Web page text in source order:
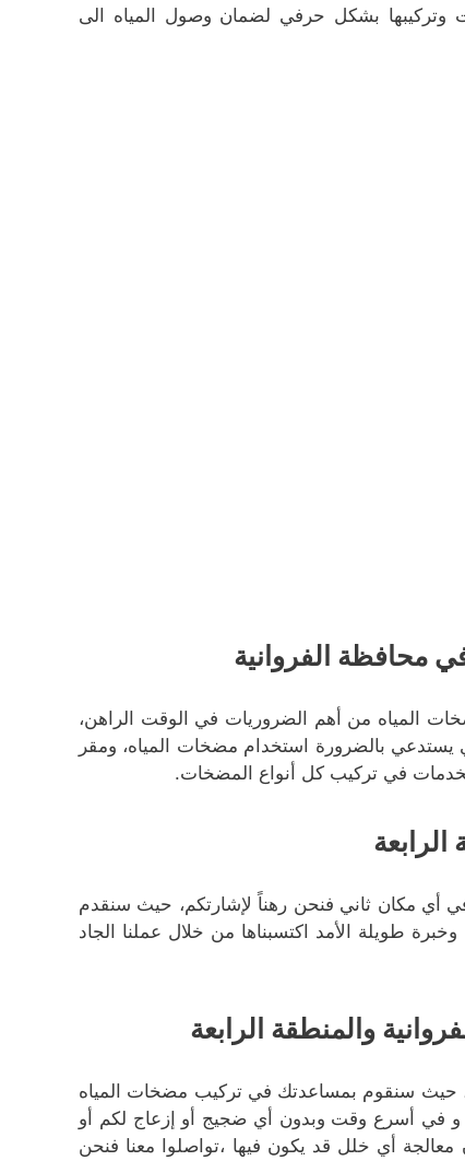
بشكل حرفي لضمان وصول المياه الى
الفروانية
المياه من أهم الضروريات في الوقت الراهن،
يستدعي بالضرورة استخدام مضخات المياه، ومقر
في تركيب كل أنواع المضخات.
أي مكان ثاني فنحن رهناً لإشارتكم، حيث سنقدم
طويلة الأمد اكتسبناها من خلال عملنا الجاد
والمنطقة الرابعة
حيث سنقوم بمساعدتك في تركيب مضخات المياه
و في أسرع وقت وبدون أي ضجيج أو إزعاج لكم أو
أي خلل قد يكون فيها ،تواصلوا معنا فنحن